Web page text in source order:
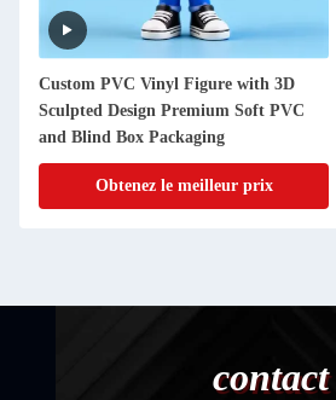
Custom PVC Vinyl Figure with 3D
Sculpted Design Premium Soft PVC
and Blind Box Packaging
Obtenez le meilleur prix
contact